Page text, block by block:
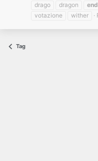
drago
dragon
votazione
wither
Tag